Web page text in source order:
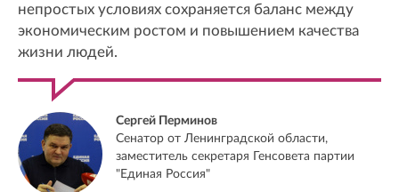
непростых условиях сохраняется баланс между
экономическим ростом и повышением качества
жизни людей.
Сергей Перминов
Сенатор от Ленинградской области,
заместитель секретаря Генсовета партии
"Единая Россия"